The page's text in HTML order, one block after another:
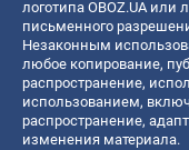
логотипа OBOZ.UA или
письменного
Незаконным
любое копирование,
распространение,
использованием,
распространение,
изменения материала.